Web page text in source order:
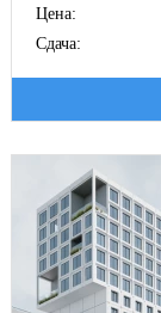
Цена:
Сдача: